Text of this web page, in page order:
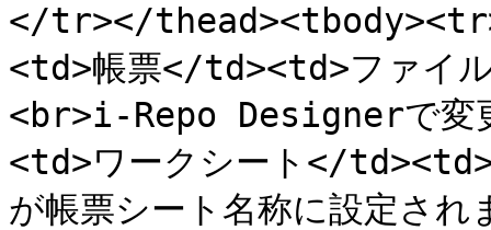
</tr></
<td>帳票</td><td>ファイル
<br>i-Repo Designerで
<td>ワークシート</
が帳票シート名称に設定さ